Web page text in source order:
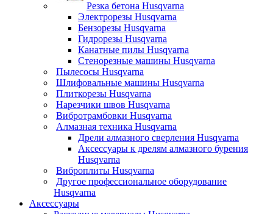
Резка бетона Husqvarna
Электрорезы Husqvarna
Бензорезы Husqvarna
Гидрорезы Husqvarna
Канатные пилы Husqvarna
Стенорезные машины Husqvarna
Пылесосы Husqvarna
Шлифовальные машины Husqvarna
Плиткорезы Husqvarna
Нарезчики швов Husqvarna
Вибротрамбовки Husqvarna
Алмазная техника Husqvarna
Дрели алмазного сверления Husqvarna
Аксессуары к дрелям алмазного бурения
Husqvarna
Виброплиты Husqvarna
Другое профессиональное оборудование
Husqvarna
Аксессуары